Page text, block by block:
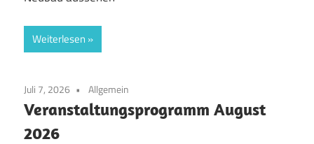
Weiterlesen
Juli 7, 2026 Allgemein
Veranstaltungsprogramm August
2026